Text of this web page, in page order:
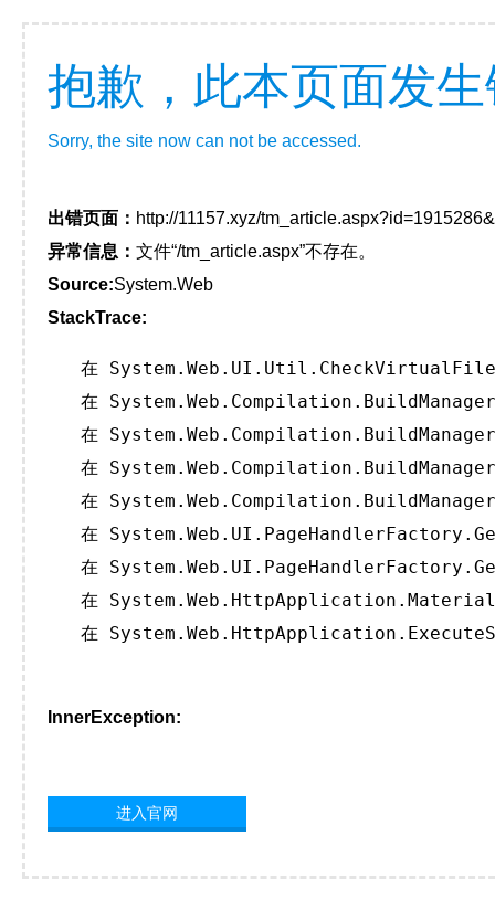
抱歉，此本页面发
Sorry, the site now can not be accessed.
出错页面： http://11157.xyz/
异常信息： 文件“/tm_article.aspx”不存在。
Source:System.Web
StackTrace:
在
在
在
在
在
在
在
在
在
InnerException:
进入官网